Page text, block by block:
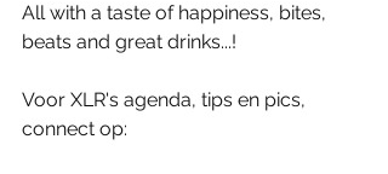
All with a taste of happiness, bites,
beats and great drinks...!
Voor XLR's agenda, tips en pics,
connect op: